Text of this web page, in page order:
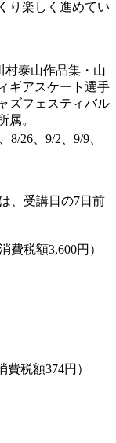
り楽しく進めてい
村泰山作品集・山
ギアスケート選手
ズフェスティバル
属。
8/26、9/2、9/9、
、受講日の7日前
費税額3,600円）
費税額374円）